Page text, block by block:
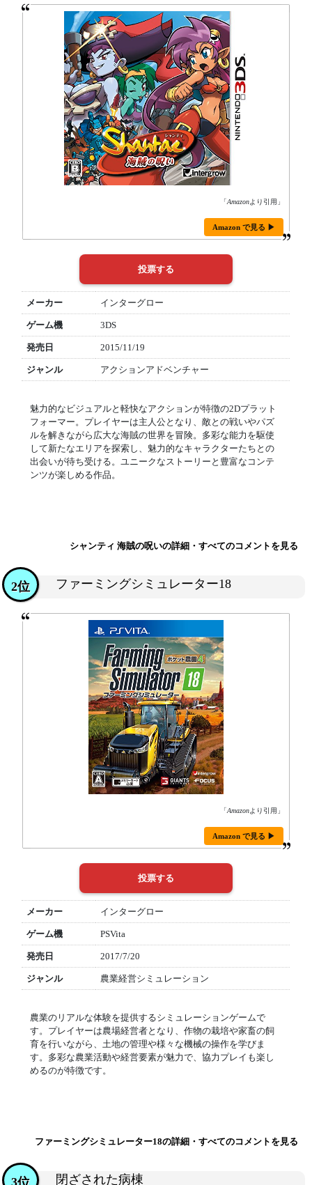
「Amazonより引用」
Amazon で見る ▶
メーカー インターグロー
ゲーム機 3DS
発売日 2015/11/19
ジャンル アクションアドベンチャー
魅力的なビジュアルと軽快なアクションが特徴の2Dプラット
フォーマー。プレイヤーは主人公となり、敵との戦いやパズ
ルを解きながら広大な海賊の世界を冒険。多彩な能力を駆使
して新たなエリアを探索し、魅力的なキャラクターたちとの
出会いが待ち受ける。ユニークなストーリーと豊富なコンテ
ンツが楽しめる作品。
シャンティ 海賊の呪いの詳細・すべてのコメントを見る
ファーミングシミュレーター18
2位
「Amazonより引用」
Amazon で見る ▶
メーカー インターグロー
ゲーム機 PSVita
発売日 2017/7/20
ジャンル 農業経営シミュレーション
農業のリアルな体験を提供するシミュレーションゲームで
す。プレイヤーは農場経営者となり、作物の栽培や家畜の飼
育を行いながら、土地の管理や様々な機械の操作を学びま
す。多彩な農業活動や経営要素が魅力で、協力プレイも楽し
めるのが特徴です。
ファーミングシミュレーター18の詳細・すべてのコメントを見る
閉ざされた病棟
3位